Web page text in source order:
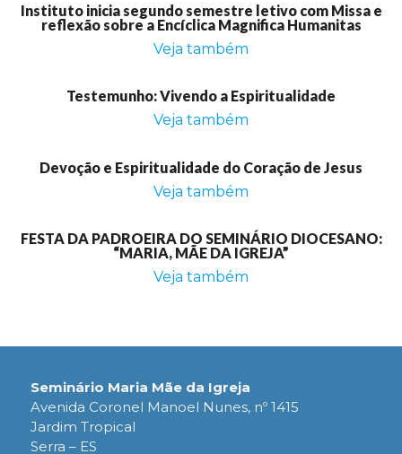
Instituto inicia segundo semestre letivo com Missa e
reflexão sobre a Encíclica Magnifica Humanitas
Veja também
Testemunho: Vivendo a Espiritualidade
Veja também
Devoção e Espiritualidade do Coração de Jesus
Veja também
FESTA DA PADROEIRA DO SEMINÁRIO DIOCESANO:
“MARIA, MÃE DA IGREJA”
Veja também
Seminário Maria Mãe da Igreja
Avenida Coronel Manoel Nunes, nº 1415
Jardim Tropical
Serra – ES